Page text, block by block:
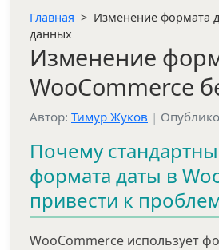
Главная > Изменение формата
данных
Изменение
WooCommerce
Автор: Тимур Жуков |
Почему
формата даты в
привести к
WooCommerce использует